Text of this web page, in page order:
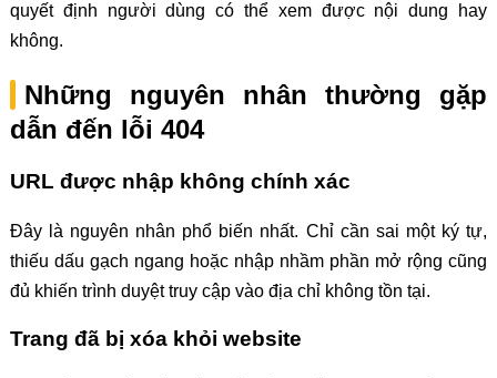
quyết định người dùng có thể xem được nội dung hay
không.
Những nguyên nhân thường gặp
dẫn đến lỗi 404
URL được nhập không chính xác
Đây là nguyên nhân phổ biến nhất. Chỉ cần sai một ký tự,
thiếu dấu gạch ngang hoặc nhập nhầm phần mở rộng cũng
đủ khiến trình duyệt truy cập vào địa chỉ không tồn tại.
Trang đã bị xóa khỏi website